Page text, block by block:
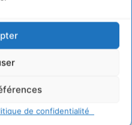
de confidentialité